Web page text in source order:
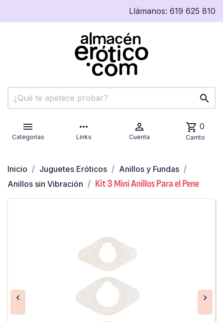
Llámanos: 619 625 810


Categorías
more_horiz
Links

Cuenta
shopping_cart 0
Carrito
Inicio Juguetes Eróticos
Anillos y Fundas
Anillos sin Vibración
Kit 3 Mini Anillos Para el Pene